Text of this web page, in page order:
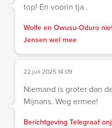
top! En voorin tja..
Wolfe en Owusu-Oduro
Jensen wel mee
22 juli 2025 14:09
Niemand is groter dan
Mijnans. Weg ermee!
Berichtgeving Telegraaf